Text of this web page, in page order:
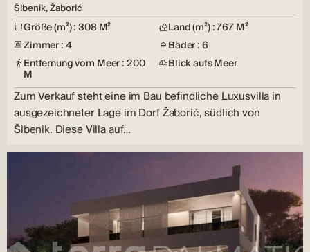
Šibenik, Žaborić
Größe (m²) : 308 M²
Land (m²) : 767 M²
Zimmer : 4
Bäder : 6
Entfernung vom Meer : 200
M
Blick aufs Meer
Zum Verkauf steht eine im Bau befindliche Luxusvilla in
ausgezeichneter Lage im Dorf Žaborić, südlich von
Šibenik. Diese Villa auf…